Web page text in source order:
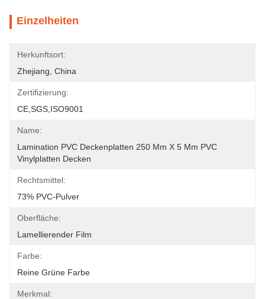
Einzelheiten
Herkunftsort:
Zhejiang, China
Zertifizierung:
CE,SGS,ISO9001
Name:
Lamination PVC Deckenplatten 250 Mm X 5 Mm PVC
Vinylplatten Decken
Rechtsmittel:
73% PVC-Pulver
Oberfläche:
Lamellierender Film
Farbe:
Reine Grüne Farbe
Merkmal: